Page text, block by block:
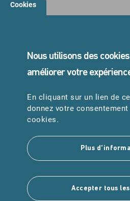
05 45 24 40 40
URGENCES
Samu : 15
Pompiers : 18
Suivez-nous
Cookies
Nous utilisons des
améliorer votre
En cliquant sur un lien de
donnez votre
cookies.
Plus
Accepter tous